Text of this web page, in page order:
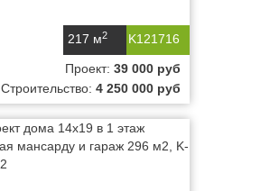
K121716
217 м2
Проект: 39 000 руб
Строительство: 4 250 000 руб